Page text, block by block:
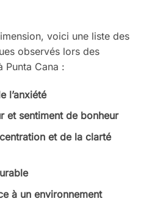
voici une liste des
observés lors des
Punta Cana :
l’anxiété
et sentiment de bonheur
et de la clarté
à un environnement